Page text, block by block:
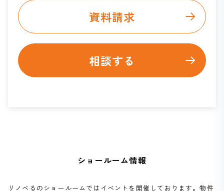
資料請求
相談する
ショールーム情報
リノベるのショールームではイベントを開催しております。物件